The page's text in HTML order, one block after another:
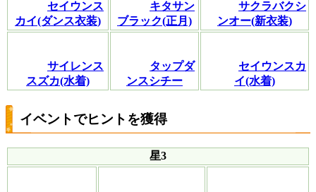
セイウンス
カイ(ダンス衣装)
キタサン
ブラック(正月)
サクラバクシ
ンオー(新衣装)
サイレンス
スズカ(水着)
タップダ
ンスシチー
セイウンスカ
イ(水着)
イベントでヒントを獲得
星3